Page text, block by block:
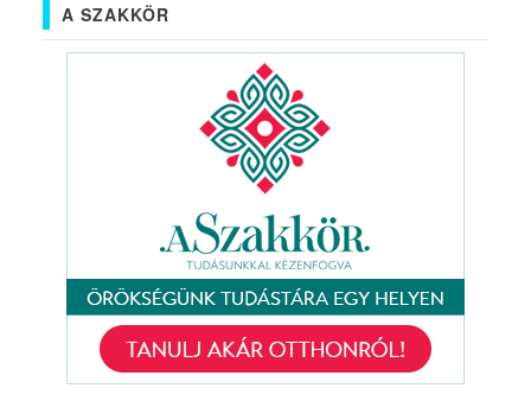
A SZAKKÖR